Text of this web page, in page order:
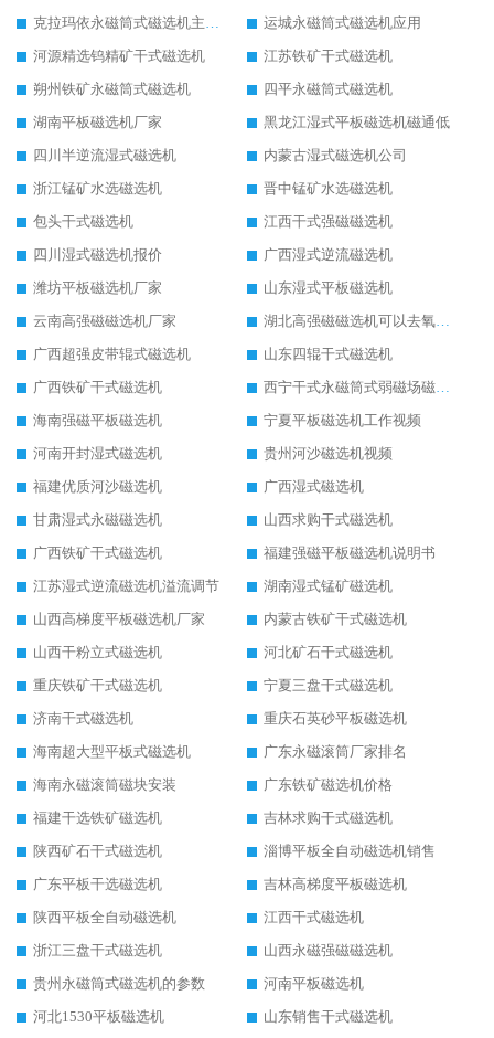
克拉玛依永磁筒式磁选机主要技术参数
运城永磁筒式磁选机应用
河源精选钨精矿干式磁选机
江苏铁矿干式磁选机
朔州铁矿永磁筒式磁选机
四平永磁筒式磁选机
湖南平板磁选机厂家
黑龙江湿式平板磁选机磁通低
四川半逆流湿式磁选机
内蒙古湿式磁选机公司
浙江锰矿水选磁选机
晋中锰矿水选磁选机
包头干式磁选机
江西干式强磁磁选机
四川湿式磁选机报价
广西湿式逆流磁选机
潍坊平板磁选机厂家
山东湿式平板磁选机
云南高强磁磁选机厂家
湖北高强磁磁选机可以去氧化铝
广西超强皮带辊式磁选机
山东四辊干式磁选机
广西铁矿干式磁选机
西宁干式永磁筒式弱磁场磁选机结构图
海南强磁平板磁选机
宁夏平板磁选机工作视频
河南开封湿式磁选机
贵州河沙磁选机视频
福建优质河沙磁选机
广西湿式磁选机
甘肃湿式永磁磁选机
山西求购干式磁选机
广西铁矿干式磁选机
福建强磁平板磁选机说明书
江苏湿式逆流磁选机溢流调节
湖南湿式锰矿磁选机
山西高梯度平板磁选机厂家
内蒙古铁矿干式磁选机
山西干粉立式磁选机
河北矿石干式磁选机
重庆铁矿干式磁选机
宁夏三盘干式磁选机
济南干式磁选机
重庆石英砂平板磁选机
海南超大型平板式磁选机
广东永磁滚筒厂家排名
海南永磁滚筒磁块安装
广东铁矿磁选机价格
福建干选铁矿磁选机
吉林求购干式磁选机
陕西矿石干式磁选机
淄博平板全自动磁选机销售
广东平板干选磁选机
吉林高梯度平板磁选机
陕西平板全自动磁选机
江西干式磁选机
浙江三盘干式磁选机
山西永磁强磁磁选机
贵州永磁筒式磁选机的参数
河南平板磁选机
河北1530平板磁选机
山东销售干式磁选机